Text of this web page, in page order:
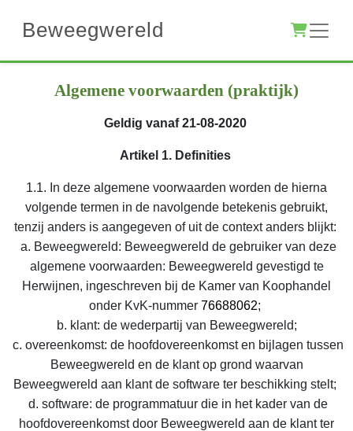
Beweegwereld
Algemene voorwaarden (praktijk)
Geldig vanaf 21-08-2020
Artikel 1. Definities
1.1. In deze algemene voorwaarden worden de hierna
volgende termen in de navolgende betekenis gebruikt,
tenzij anders is aangegeven of uit de context anders blijkt:
a. Beweegwereld: Beweegwereld de gebruiker van deze
algemene voorwaarden: Beweegwereld gevestigd te
Herwijnen, ingeschreven bij de Kamer van Koophandel
onder KvK-nummer 76688062;
b. klant: de wederpartij van Beweegwereld;
c. overeenkomst: de hoofdovereenkomst en bijlagen tussen
Beweegwereld en de klant op grond waarvan
Beweegwereld aan klant de software ter beschikking stelt;
d. software: de programmatuur die in het kader van de
hoofdovereenkomst door Beweegwereld aan de klant ter